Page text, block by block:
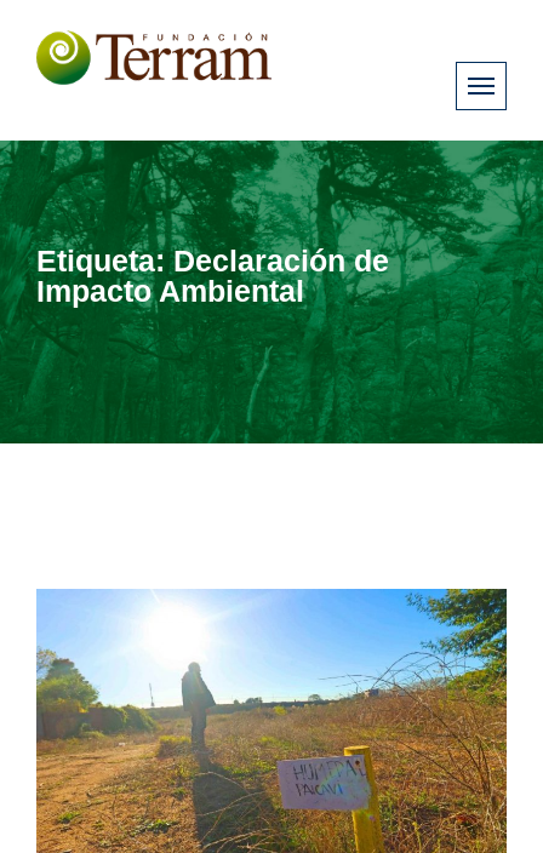
Etiqueta:Declaración de
Impacto Ambiental